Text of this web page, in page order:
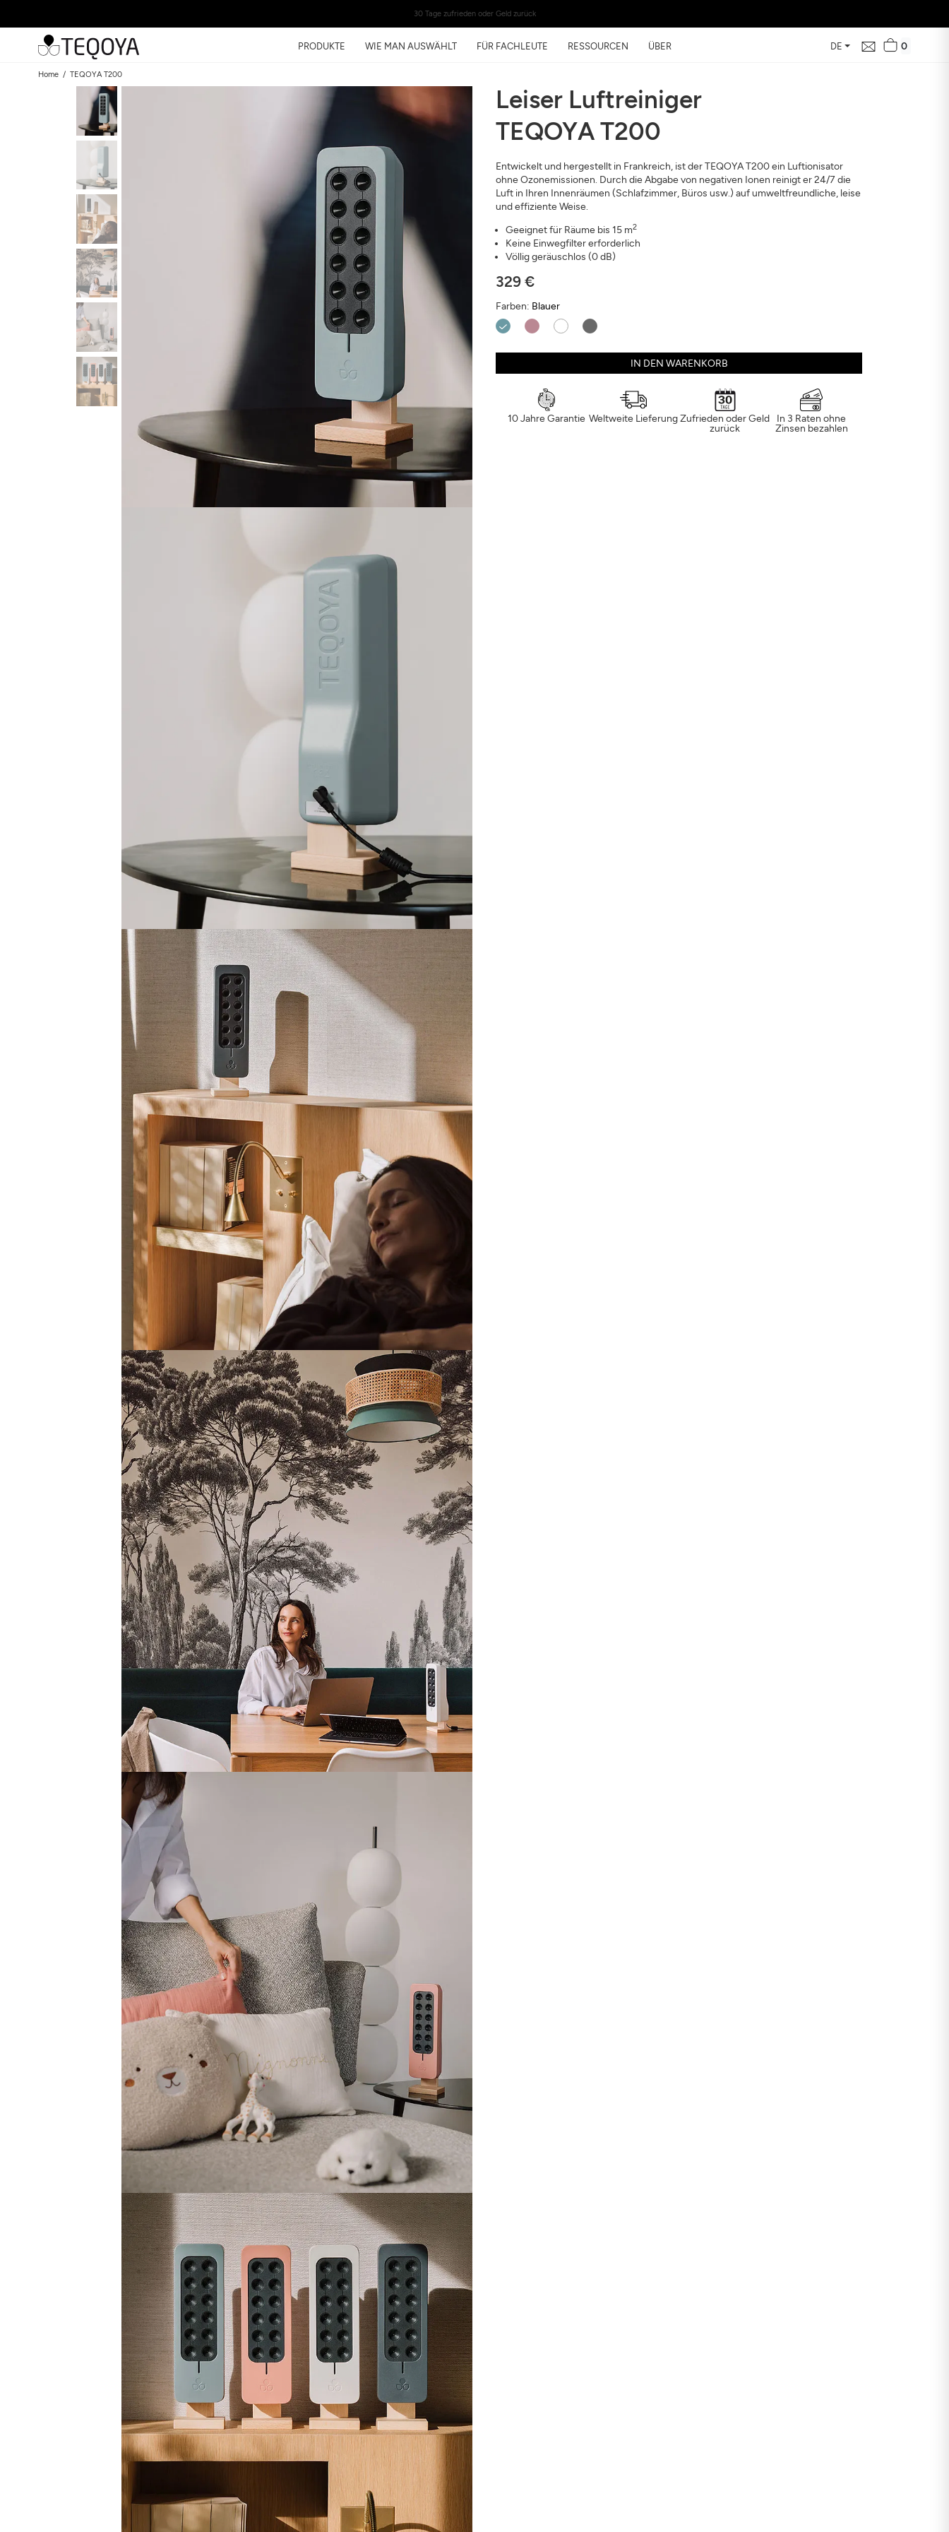
30 Tage zufrieden oder Geld zurück
PRODUKTE WIE MAN AUSWÄHLT FÜR FACHLEUTE RESSOURCEN ÜBER DE 0
Home TEQOYA T200
Leiser Luftreiniger
TEQOYA T200
Entwickelt und hergestellt in Frankreich, ist der TEQOYA T200 ein Luftionisator
ohne Ozonemissionen. Durch die Abgabe von negativen Ionen reinigt er 24/7 die
Luft in Ihren Innenräumen (Schlafzimmer, Büros usw.) auf umweltfreundliche, leise
und effiziente Weise.
Geeignet für Räume bis 15 m2
Keine Einwegfilter erforderlich
Völlig geräuschlos (0 dB)
329 €
Farben: Blauer
IN DEN WARENKORB
10 Jahre Garantie Weltweite LieferungZufrieden oder Geld
zurück
In 3 Raten ohne
Zinsen bezahlen
Kostenlose Luftanalyse in Ihrer Nähe
in 24h
Luftqualität rund ums Zuhause und ihre Auswirkung auf
Ihre Gesundheit
E-Mail
Adresse
ANMELDEN SCHLIESSEN